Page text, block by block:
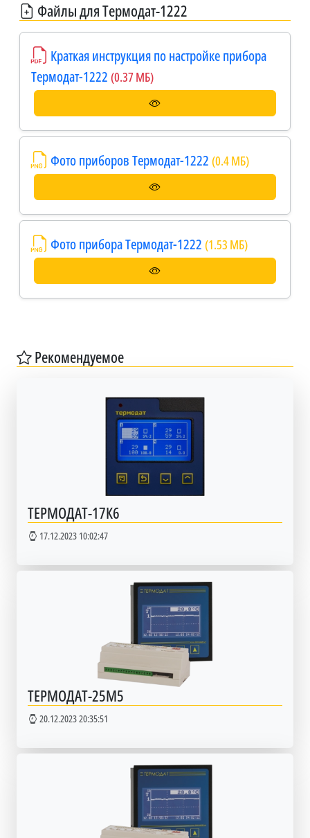
Файлы для Термодат-1222
Краткая инструкция по настройке прибора
Термодат-1222 (0.37 МБ)
Фото приборов Термодат-1222 (0.4 МБ)
Фото прибора Термодат-1222 (1.53 МБ)
Рекомендуемое
ТЕРМОДАТ-17К6
17.12.2023 10:02:47
ТЕРМОДАТ-25М5
20.12.2023 20:35:51